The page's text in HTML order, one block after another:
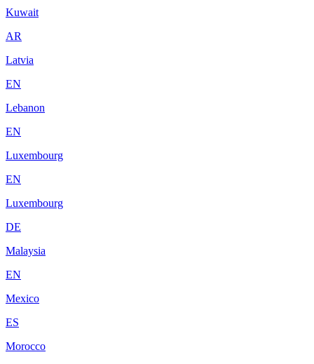
Kuwait
AR
Latvia
EN
Lebanon
EN
Luxembourg
EN
Luxembourg
DE
Malaysia
EN
Mexico
ES
Morocco